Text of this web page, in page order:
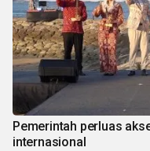
Pemerintah perluas
internasional